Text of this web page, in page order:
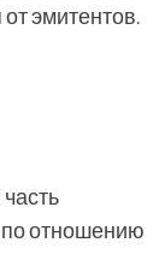
эмитентов.
по отношению